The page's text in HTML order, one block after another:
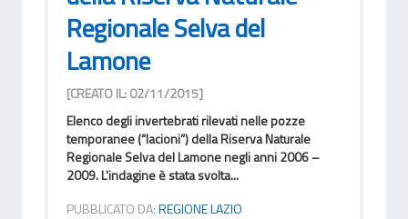
Regionale Selva del
Lamone
[CREATO IL: 02/11/2015]
Elenco degli invertebrati rilevati nelle pozze
temporanee (“lacioni”) della Riserva Naturale
Regionale Selva del Lamone negli anni 2006 –
2009. L'indagine è stata svolta...
PUBBLICATO DA:REGIONE LAZIO